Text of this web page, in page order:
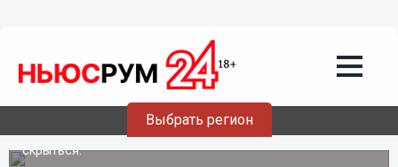
Выбрать регион
Проворовавшегося рабочего из
Нижнего Новгорода задержали в
аэропорту Челябинска
Житель Магнитогорска, работавший в Нижнем
Новгороде, прихватил имущество коллег и попытался
скрыться.